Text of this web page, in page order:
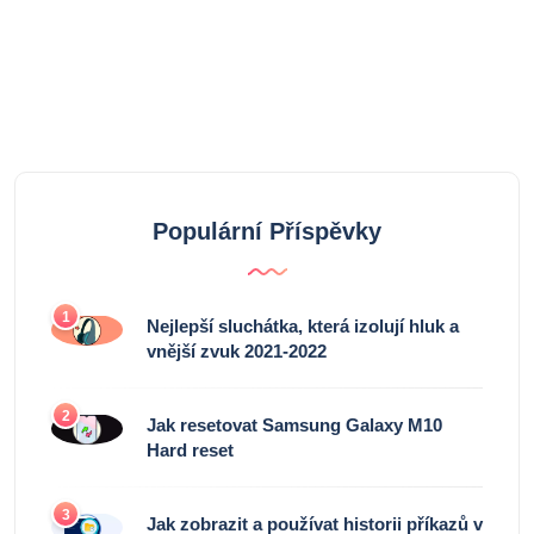
Populární Příspěvky
1
Nejlepší sluchátka, která izolují hluk a
vnější zvuk 2021-2022
2
Jak resetovat Samsung Galaxy M10
Hard reset
3 Jak zobrazit a používat historii příkazů v